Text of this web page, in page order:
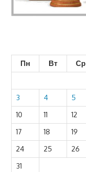
Пн
Вт Ср
3
4 5
10
11 12
17
18 19
24
25 26
31